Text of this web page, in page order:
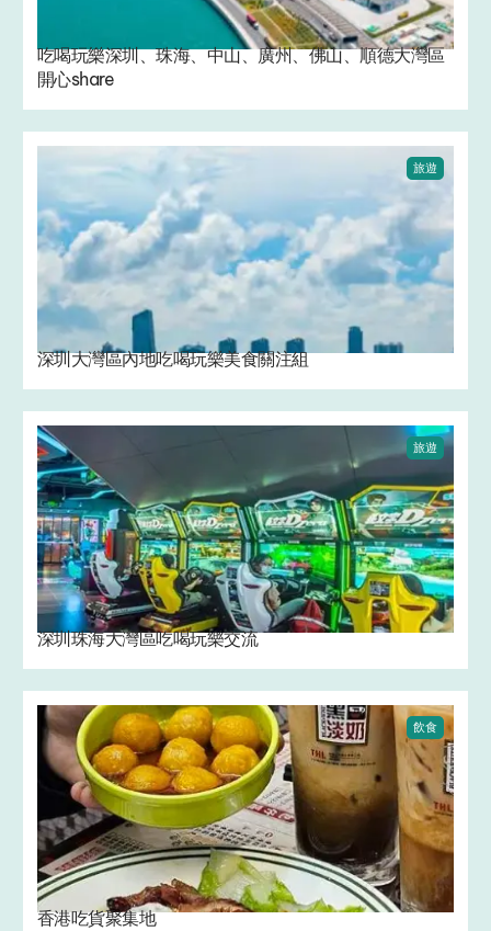
吃喝玩樂深圳、珠海、中山、廣州、佛山、順德大灣區
開心share
旅遊
深圳大灣區內地吃喝玩樂美食關注組
旅遊
深圳珠海大灣區吃喝玩樂交流
飲食
香港吃貨聚集地